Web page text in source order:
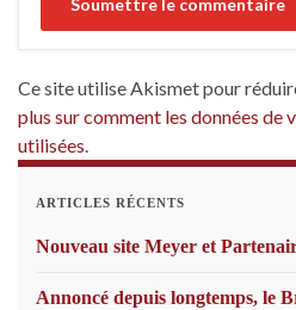
Ce site utilise Akismet pour
plus sur comment les données de
utilisées.
ARTICLES RÉCENTS
Nouveau site Meyer et
Annoncé depuis longtemps, le